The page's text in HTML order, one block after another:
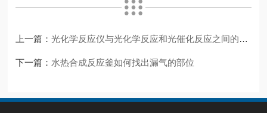
上一篇：光化学反应仪与光化学反应和光催化反应之间的秘密关系
下一篇： 水热合成反应釜如何找出漏气的部位